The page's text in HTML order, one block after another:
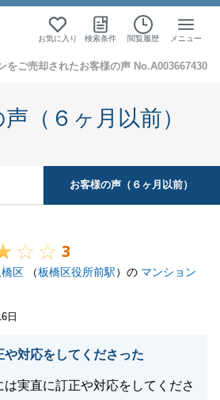
お気に入り 検索条件 閲覧履歴 メニュー
をご売却されたお客様の声 No.A003667430
（６ヶ月以前）
お客様の声（６ヶ月以前）
3
区 （板橋区役所前駅）の マンション
日
対応をしてくださった
は実直に訂正や対応をしてくださ